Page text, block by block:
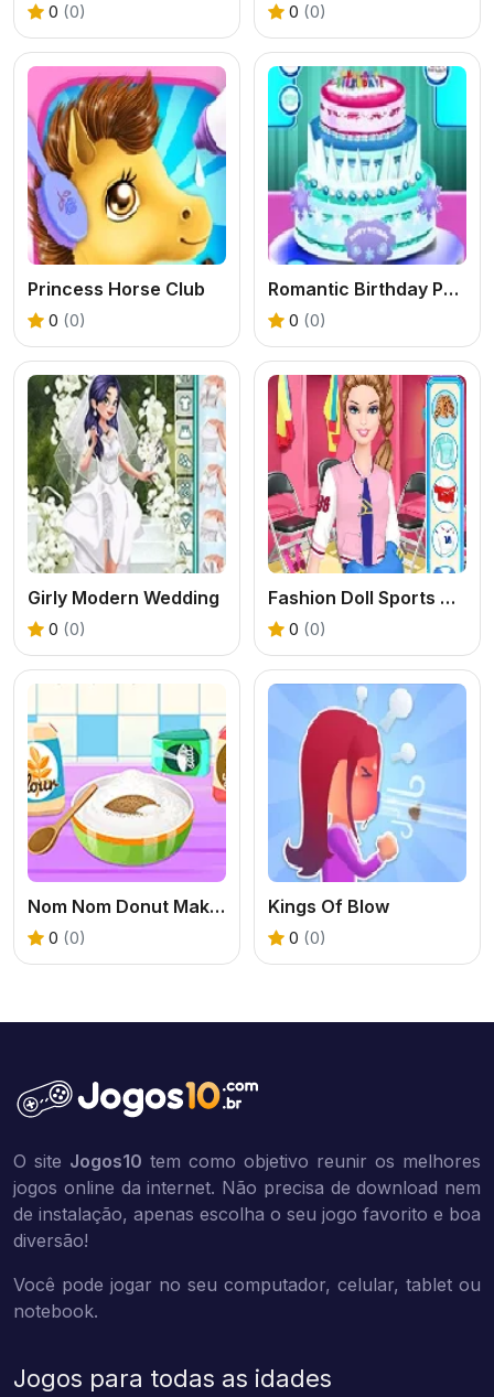
0 (0) 0 (0)
Princess Horse Club
0 (0)
Romantic Birthday Party
0 (0)
Girly Modern Wedding
0 (0)
Fashion Doll Sports Day
0 (0)
Nom Nom Donut Maker
0 (0)
Kings Of Blow
0 (0)
O site Jogos10 tem como objetivo reunir os melhores
jogos online da internet. Não precisa de download nem
de instalação, apenas escolha o seu jogo favorito e boa
diversão!
Você pode jogar no seu computador, celular, tablet ou
notebook.
Jogos para todas as idades